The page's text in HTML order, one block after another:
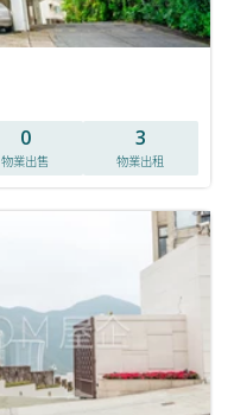
0
物業出售
3
物業出租